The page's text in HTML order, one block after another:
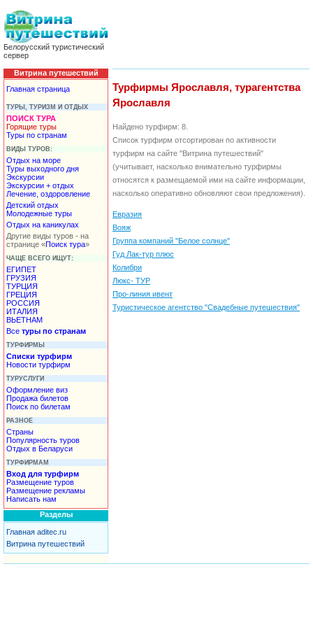
Белорусский туристический
сервер
Витрина путешествий
Главная страница
ТУРЫ, ТУРИЗМ И ОТДЫХ
ПОИСК ТУРА
Горящие туры
Туры по странам
ВИДЫ ТУРОВ:
Отдых на море
Туры выходного дня
Экскурсии
Экскурсии + отдых
Лечение, оздоровление
Детский отдых
Молодежные туры
Отдых на каникулах
Другие виды туров - на
странице «Поиск тура»
ЧАЩЕ ВСЕГО ИЩУТ:
ЕГИПЕТ
ГРУЗИЯ
ТУРЦИЯ
ГРЕЦИЯ
РОССИЯ
ИТАЛИЯ
ВЬЕТНАМ
Все туры по странам
ТУРФИРМЫ
Списки турфирм
Новости турфирм
ТУРУСЛУГИ
Оформление виз
Продажа билетов
Поиск по билетам
РАЗНОЕ
Страны
Популярность туров
Отдых в Беларуси
ТУРФИРМАМ
Вход для турфирм
Размещение туров
Размещение рекламы
Написать нам
Разделы
Главная aditec.ru
Витрина путешествий
Турфирмы Ярославля, турагентства
Ярославля
Найдено турфирм: 8.
Список турфирм отсортирован по активности
турфирм на сайте "Витрина путешествий"
(учитывает, насколько внимательно турфирмы
относятся к размещаемой ими на сайте информации,
насколько оперативно обновляют свои предложения).
Eвразия
Вояж
Группа компаний "Белое солнце"
Гуд Лак-тур плюс
Колибри
Люкс- ТУР
Про-линия ивент
Туристическое агентство "Свадебные путешествия"